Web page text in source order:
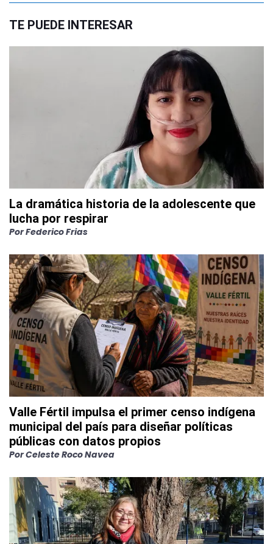
TE PUEDE INTERESAR
La dramática historia de la adolescente que
lucha por respirar
PorFederico Frias
Valle Fértil impulsa el primer censo indígena
municipal del país para diseñar políticas
públicas con datos propios
PorCeleste Roco Navea